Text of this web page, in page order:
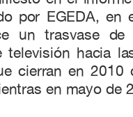
por EGEDA, en
un trasvase
televisión hacia
cierran en
en mayo de